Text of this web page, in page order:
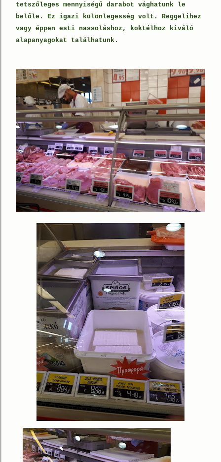
tetszőleges mennyiségű darabot vághatunk le
belőle. Ez igazi különlegesség volt. Reggelihez
vagy éppen esti nassoláshoz, koktélhoz kiváló
alapanyagokat találhatunk.